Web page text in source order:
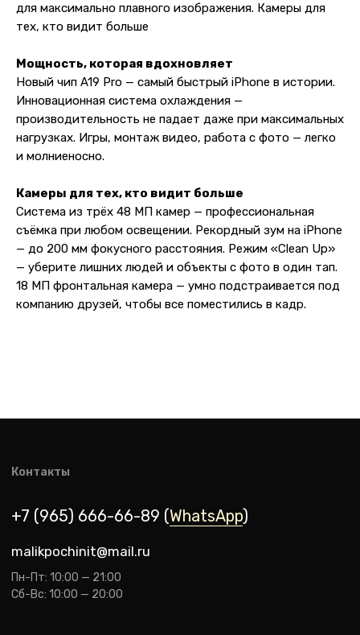
для максимально плавного изображения. Камеры для
тех, кто видит больше
Мощность, которая вдохновляет
Новый чип A19 Pro — самый быстрый iPhone в истории.
Инновационная система охлаждения —
производительность не падает даже при максимальных
нагрузках. Игры, монтаж видео, работа с фото — легко
и молниеносно.
Камеры для тех, кто видит больше
Система из трёх 48 МП камер — профессиональная
съёмка при любом освещении. Рекордный зум на iPhone
— до 200 мм фокусного расстояния. Режим «Clean Up»
— уберите лишних людей и объекты с фото в один тап.
18 МП фронтальная камера — умно подстраивается под
компанию друзей, чтобы все поместились в кадр.
Гарантии
Услуги
Блог
Оплата и доставка
Адрес магазина:
Карла Маркса 25, 1 этаж
Показать на карте
malikpochinit@mail.ru
Пн-Пт: 10:00 — 21:00
vk
Для бизнеса
О компании